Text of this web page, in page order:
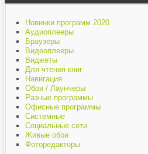
Новинки программ 2020
Аудиоплееры
Браузеры
Видеоплееры
Виджеты
Для чтения книг
Навигация
Обои / Лаунчеры
Разные программы
Офисные программы
Системные
Социальные сети
Живые обои
Фоторедакторы